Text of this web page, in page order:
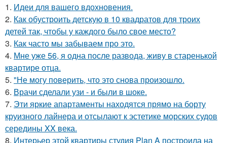
1. Идеи для вашего вдохновения.
2. Как обустроить детскую в 10 квадратов для троих
детей так, чтобы у каждого было свое место?
3. Как часто мы забываем про это.
4. Мне уже 56, я одна после развода, живу в старенькой
квартире отца.
5. "Не могу поверить, что это снова произошло.
6. Врачи сделали узи - и были в шоке.
7. Эти яркие апартаменты находятся прямо на борту
круизного лайнера и отсылают к эстетике морских судов
середины XX века.
8. Интерьер этой квартиры студия Plan A построила на